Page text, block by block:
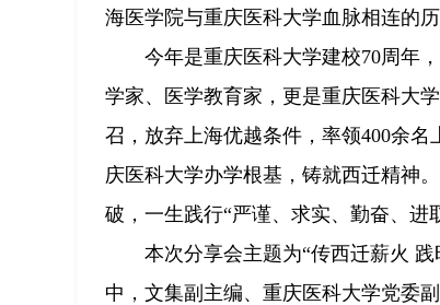
海医学院与重庆医科大学血脉相连的
今年是重庆医科大学建校70周年
学家、医学教育家，更是重庆医科大
召，放弃上海优越条件，率领400余
庆医科大学办学根基，铸就西迁精神
破，一生践行“严谨、求实、勤奋、进
本次分享会主题为“传西迁薪火
中，文集副主编、重庆医科大学党委